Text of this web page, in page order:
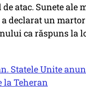
atac. Sunete
a declarat un
ca răspuns la
Statele Unite
la Teheran